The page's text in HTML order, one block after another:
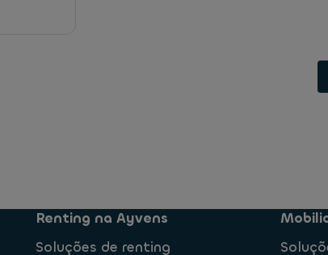
Renting na Ayvens
Soluções de renting